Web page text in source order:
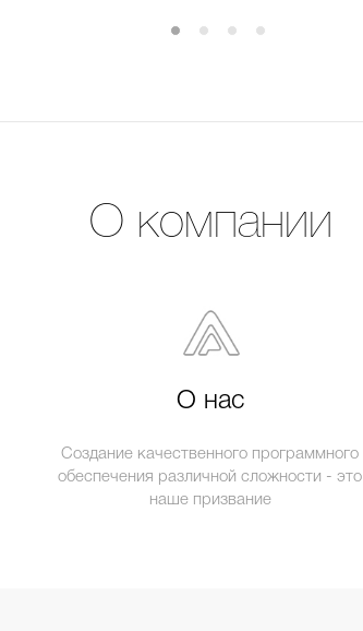
О компании
О нас
Создание качественного программного
обеспечения различной сложности - это
наше призвание